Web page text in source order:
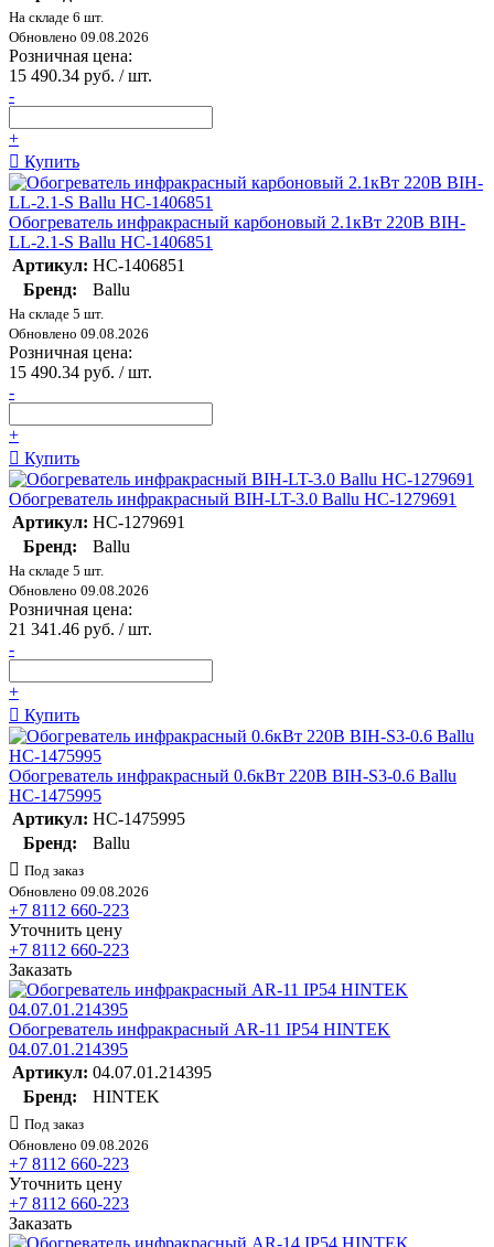
На складе 6 шт.
Обновлено 09.08.2026
Розничная цена:
15 490.34 руб. / шт.
-
+
Купить
Обогреватель инфракрасный карбоновый 2.1кВт 220В BIH-
LL-2.1-S Ballu НС-1406851
Артикул: НС-1406851
Бренд:
Ballu
На складе 5 шт.
Обновлено 09.08.2026
Розничная цена:
15 490.34 руб. / шт.
-
+
Купить
Обогреватель инфракрасный BIH-LT-3.0 Ballu НС-1279691
Артикул: НС-1279691
Бренд:
Ballu
На складе 5 шт.
Обновлено 09.08.2026
Розничная цена:
21 341.46 руб. / шт.
-
+
Купить
Обогреватель инфракрасный 0.6кВт 220В BIH-S3-0.6 Ballu
НС-1475995
Артикул: НС-1475995
Бренд:
Ballu
Под заказ
Обновлено 09.08.2026
+7 8112 660-223
Уточнить цену
+7 8112 660-223
Заказать
Обогреватель инфракрасный AR-11 IP54 HINTEK
04.07.01.214395
Артикул: 04.07.01.214395
Бренд:
HINTEK
Под заказ
Обновлено 09.08.2026
+7 8112 660-223
Уточнить цену
+7 8112 660-223
Заказать